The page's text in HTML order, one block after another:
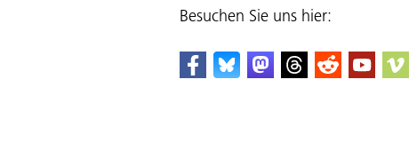
Besuchen Sie uns hier: